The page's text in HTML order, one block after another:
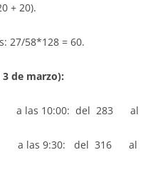
+ 20).
27/58*128 = 60.
3 de marzo):
las 10:00: del 283 al
a las 9:30: del 316 al